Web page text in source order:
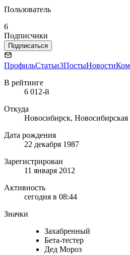
Пользователь
6
Подписчики
Подписаться
ПрофильСтатьи3ПостыНовости
В рейтинге
6 012-й
Откуда
Новосибирск, Новосибирская
Дата рождения
22 декабря 1987
Зарегистрирован
11 января 2012
Активность
сегодня в 08:44
Значки
Захабренный
Бета-тестер
Дед Мороз